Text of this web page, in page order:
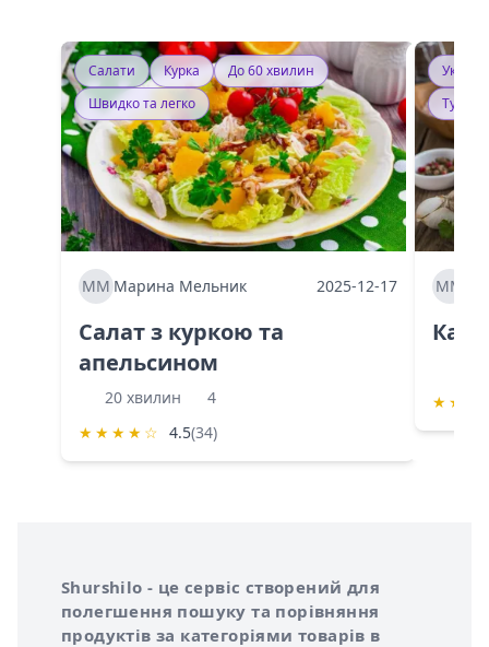
Салати Курка
До 60 хвилин
Швидко та легко
ММ Марина Мельник 2025-12-17
Салат з куркою та
апельсином
20 хвилин
4
★ ★ ★ ★ ☆ 4.5(34)
ММ
★ ★
Про сервіс Shurshilo
Shurshilo - це сервіс створений для
полегшення пошуку та порівняння
продуктів за категоріями товарів в